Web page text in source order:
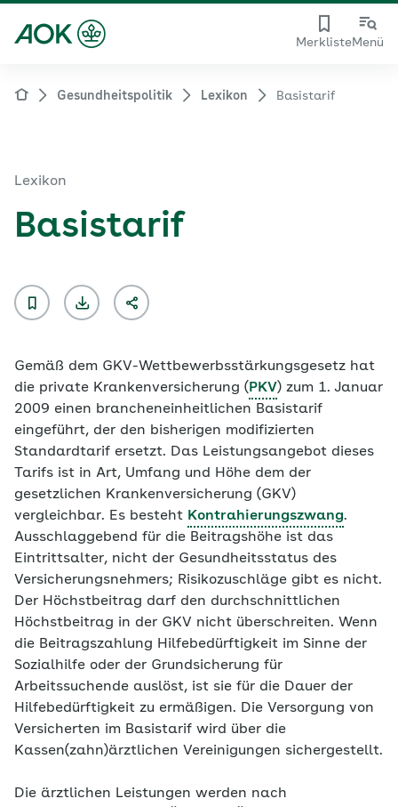
MerklisteMenü
Gesundheitspolitik Lexikon Basistarif
Lexikon
Basistarif
Gemäß dem GKV-Wettbewerbsstärkungsgesetz hat
die private Krankenversicherung ( PKV) zum 1. Januar
2009 einen brancheneinheitlichen Basistarif
eingeführt, der den bisherigen modifizierten
Standardtarif ersetzt. Das Leistungsangebot dieses
Tarifs ist in Art, Umfang und Höhe dem der
gesetzlichen Krankenversicherung (GKV)
vergleichbar. Es besteht Kontrahierungszwang.
Ausschlaggebend für die Beitragshöhe ist das
Eintrittsalter, nicht der Gesundheitsstatus des
Versicherungsnehmers; Risikozuschläge gibt es nicht.
Der Höchstbeitrag darf den durchschnittlichen
Höchstbeitrag in der GKV nicht überschreiten. Wenn
die Beitragszahlung Hilfebedürftigkeit im Sinne der
Sozialhilfe oder der Grundsicherung für
Arbeitssuchende auslöst, ist sie für die Dauer der
Hilfebedürftigkeit zu ermäßigen. Die Versorgung von
Versicherten im Basistarif wird über die
Kassen(zahn)ärztlichen Vereinigungen sichergestellt.
Die ärztlichen Leistungen werden nach